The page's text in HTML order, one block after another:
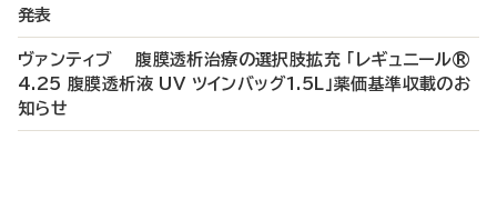
発表
ヴァンティブ 腹膜透析治療の選択肢拡充 「レギュニール®
4.25 腹膜透析液 UV ツインバッグ1.5L」薬価基準収載のお
知らせ